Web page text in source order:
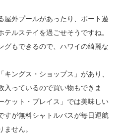
屋外プールがあったり、ボート遊
ルステイを過ごせそうですね。
グもできるので、ハワイの綺麗な
ングス・ショップス」があり、
入っているので買い物もできま
ケット・プレイス」では美味しい
すが無料シャトルバスが毎日運航
せん。